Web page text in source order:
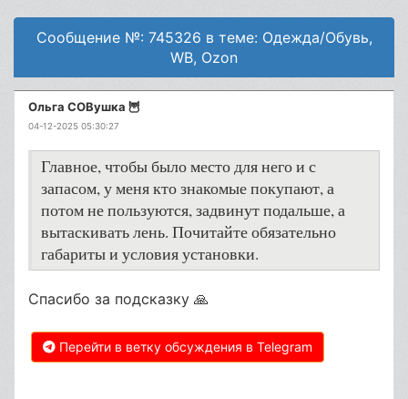
Сообщение №: 745326 в теме: Одежда/Обувь,
WB, Ozon
Ольга СОВушка 🦉
04-12-2025 05:30:27
Главное, чтобы было место для него и с
запасом, у меня кто знакомые покупают, а
потом не пользуются, задвинут подальше, а
вытаскивать лень. Почитайте обязательно
габариты и условия установки.
Спасибо за подсказку 🙏
Перейти в ветку обсуждения в Telegram